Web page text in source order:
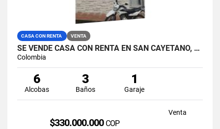
CASA CON RENTA VENTA
SE VENDE CASA CON RENTA EN SAN CAYETANO, MANIZALES.
Colombia
6
Alcobas
3
Baños
1
Garaje
Venta
$330.000.000 COP